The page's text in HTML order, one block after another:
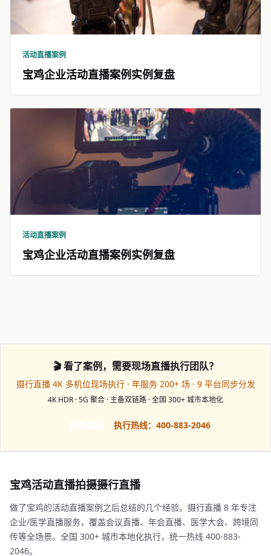
活动直播案例
宝鸡企业活动直播案例实例复盘
活动直播案例
宝鸡企业活动直播案例实例复盘
🎬 看了案例，需要现场直播执行团队？
摄行直播 4K 多机位现场执行 · 年服务 200+ 场 · 9 平台同步分发
4K HDR · 5G 聚合 · 主备双链路 · 全国 300+ 城市本地化
执行热线：400-883-2046
宝鸡活动直播拍摄摄行直播
做了宝鸡的活动直播案例之后总结的几个经验。摄行直播 8 年专注
企业/医学直播服务，覆盖会议直播、年会直播、医学大会、跨境同
传等全场景。全国 300+ 城市本地化执行，统一热线 400-883-
2046。